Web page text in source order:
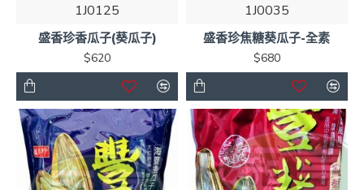
1J0125
盛香珍香瓜子(葵瓜子)
$620
1J0035
盛香珍焦糖葵瓜子-全素
$680